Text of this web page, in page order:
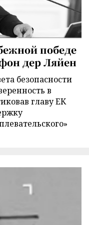
победе
дер Ляйен
безопасности
в
главу ЕК